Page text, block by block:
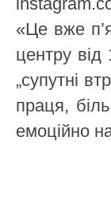
«Це вже
центру
„супутні
праця,
емоційно